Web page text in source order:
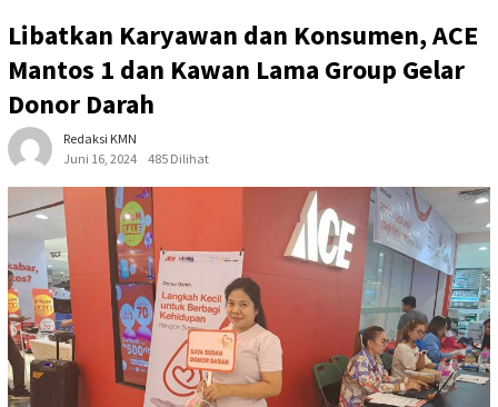
Libatkan Karyawan dan Konsumen, ACE
Mantos 1 dan Kawan Lama Group Gelar
Donor Darah
Redaksi KMN
Juni 16, 2024
485 Dilihat